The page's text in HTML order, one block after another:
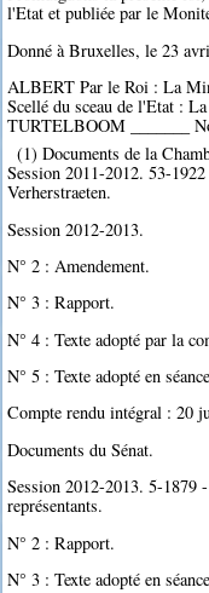
l'Etat et publiée par le
Donné à Bruxelles, le 23
ALBERT Par le Roi : La
Scellé du sceau de l'Etat :
TURTELBOOM _______
(1) Documents de la
Session 2011-2012. 53-
Verherstraeten.
Session 2012-2013.
N° 2 : Amendement.
N° 3 : Rapport.
N° 4 : Texte adopté par la
N° 5 : Texte adopté en
Compte rendu intégral : 20
Documents du Sénat.
Session 2012-2013. 5-1879
représentants.
N° 2 : Rapport.
N° 3 : Texte adopté en